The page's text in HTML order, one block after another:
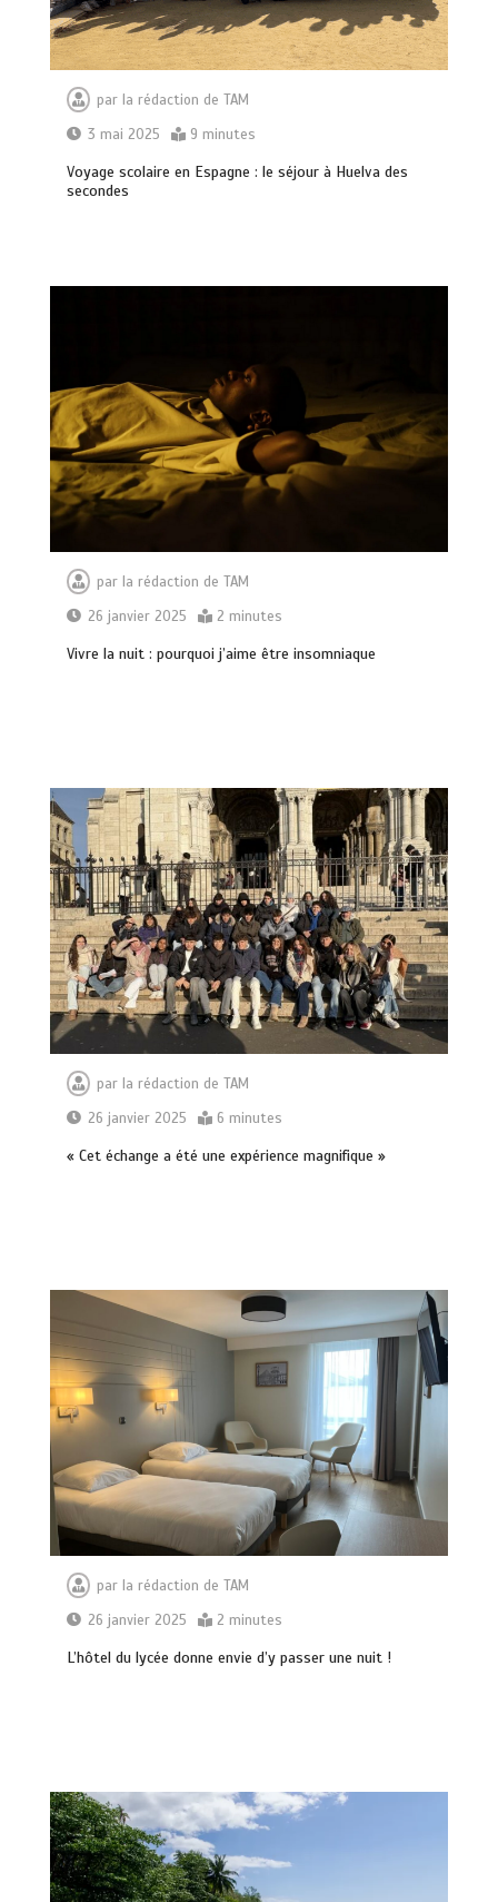
par la rédaction de TAM
3 mai 2025
9 minutes
Voyage scolaire en Espagne : le séjour à Huelva des
secondes
par la rédaction de TAM
26 janvier 2025
2 minutes
Vivre la nuit : pourquoi j’aime être insomniaque
par la rédaction de TAM
26 janvier 2025
6 minutes
« Cet échange a été une expérience magnifique »
par la rédaction de TAM
26 janvier 2025
2 minutes
L’hôtel du lycée donne envie d’y passer une nuit !